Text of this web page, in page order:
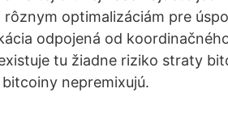
rôznym optimalizáciám pre
odpojená od
tu žiadne riziko straty
nepremixujú.